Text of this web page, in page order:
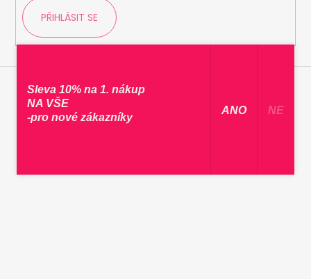
PŘIHLÁSIT SE
Sleva 10% na 1. nákup
NA VŠE
-pro nové zákazníky
​ ANO ​ NE